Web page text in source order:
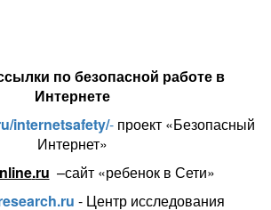
по безопасной работе в
Интернете
/internetsafety/- проект «Безопасный
Интернет»
.ru –сайт «ребенок в Сети»
.ru - Центр исследования